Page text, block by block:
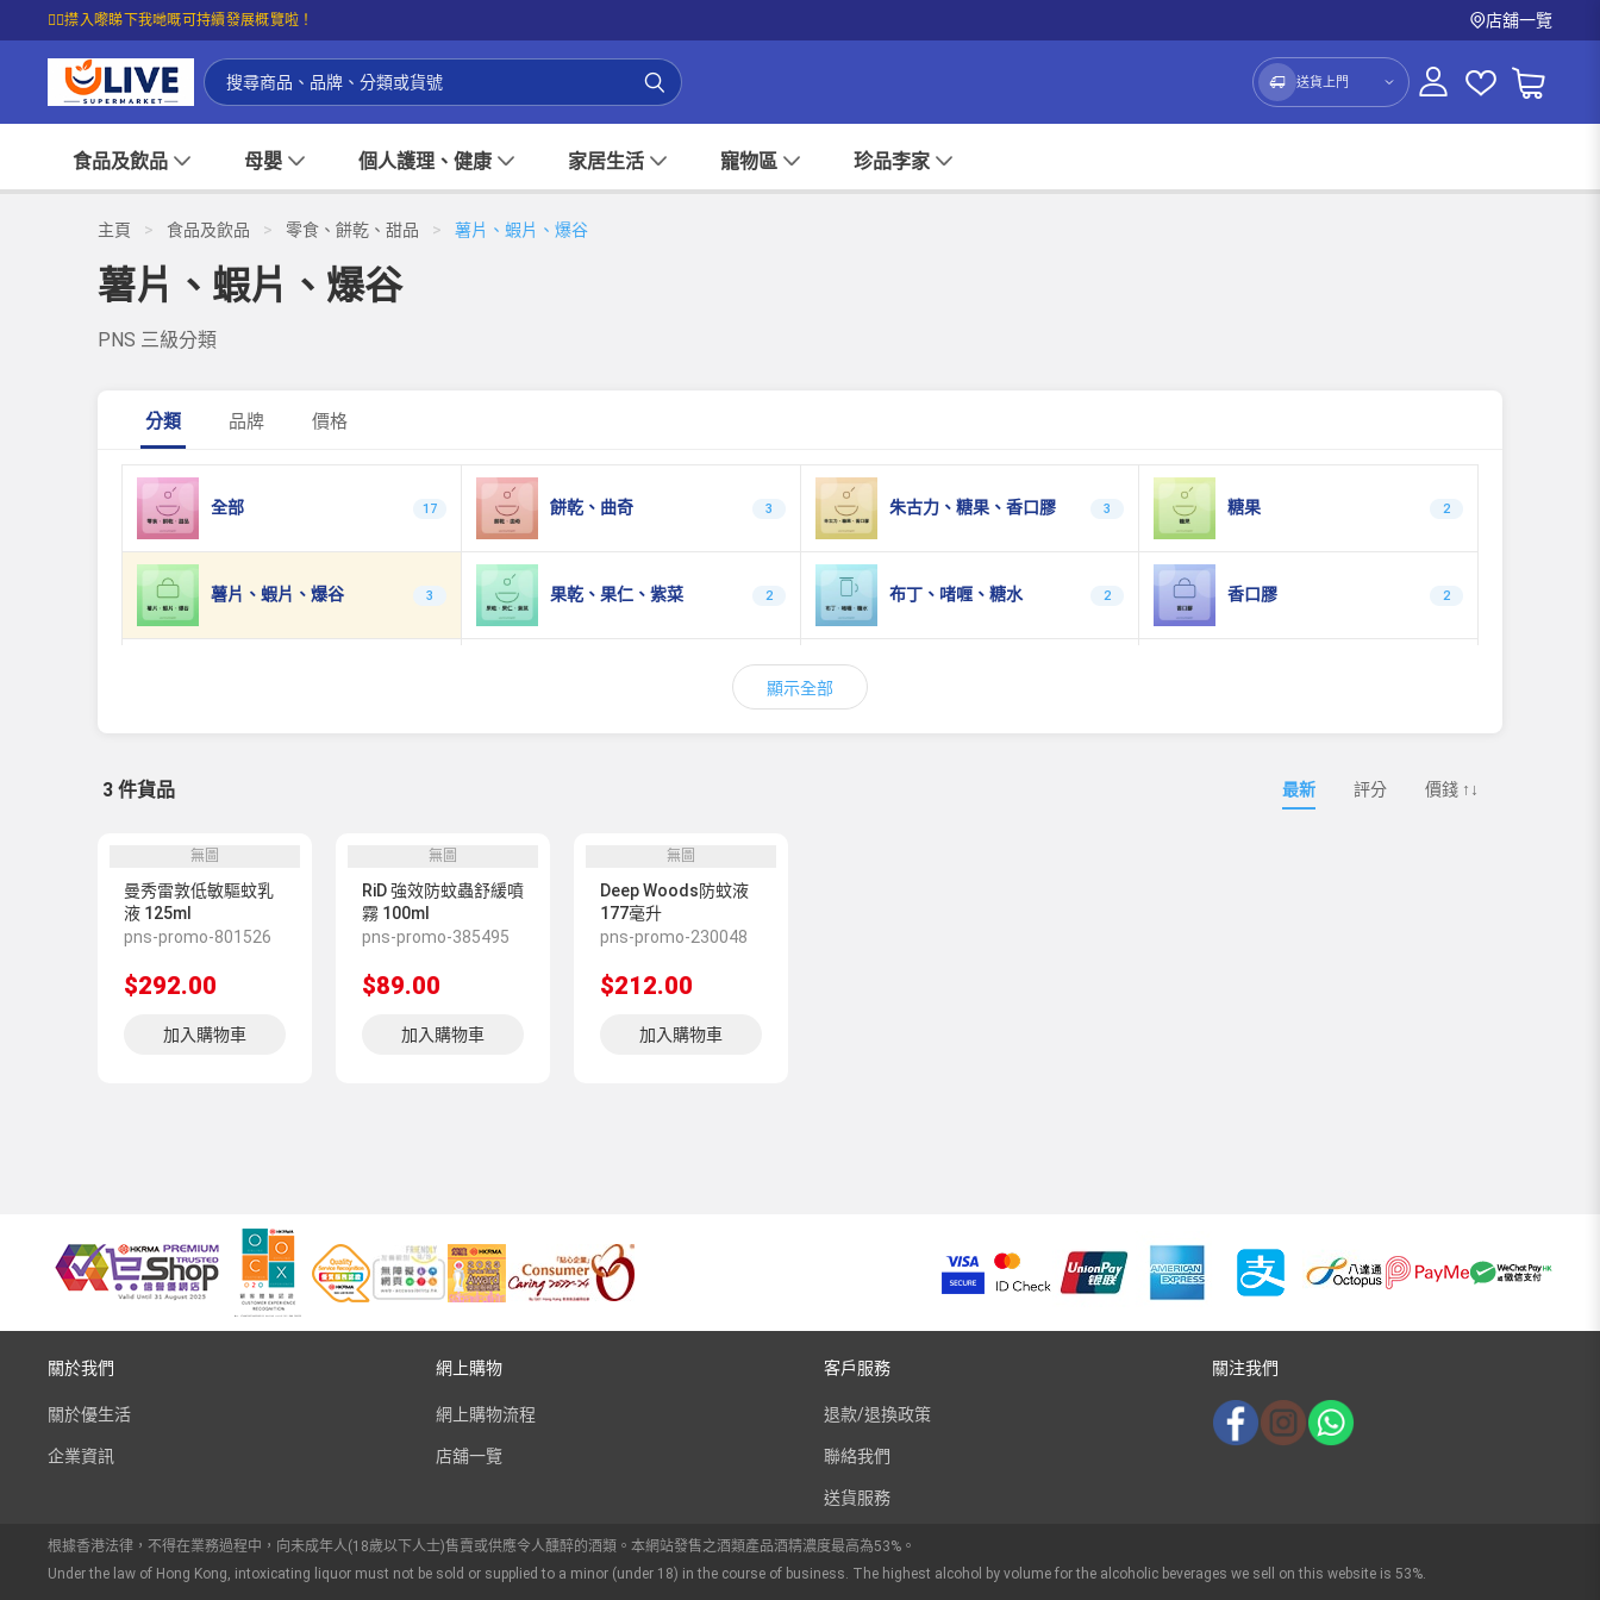
☝🏼㩒入嚟睇下我哋嘅可持續發展概覽啦！ 店舖一覽
送貨上門
食品及飲品 母嬰 個人護理、健康 家居生活 寵物區 珍品李家
主頁 > 食品及飲品 > 零食、餅乾、甜品 > 薯片、蝦片、爆谷
薯片、蝦片、爆谷
PNS 三級分類
分類 品牌 價格
全部 17 餅乾、曲奇 3 朱古力、糖果、香口膠 3 糖果 2
薯片、蝦片、爆谷 3 果乾、果仁、紫菜 2 布丁、啫喱、糖水 2 香口膠 2
0
顯示全部
3 件貨品 最新 評分 價錢 ↑↓
無圖
曼秀雷敦低敏驅蚊乳
液 125ml
pns-promo-801526
$292.00
加入購物車
無圖
RiD 強效防蚊蟲舒緩噴
霧 100ml
pns-promo-385495
$89.00
加入購物車
無圖
Deep Woods防蚊液
177毫升
pns-promo-230048
$212.00
加入購物車
關於我們
關於優生活
企業資訊
網上購物
網上購物流程
店舖一覽
客戶服務
退款/退換政策
聯絡我們
送貨服務
關注我們
根據香港法律，不得在業務過程中，向未成年人(18歲以下人士)售賣或供應令人醺醉的酒類。本網站發售之酒類產品酒精濃度最高為53%。
Under the law of Hong Kong, intoxicating liquor must not be sold or supplied to a minor (under 18) in the course of business. The highest alcohol by volume for the alcoholic beverages we sell on this website is 53%.